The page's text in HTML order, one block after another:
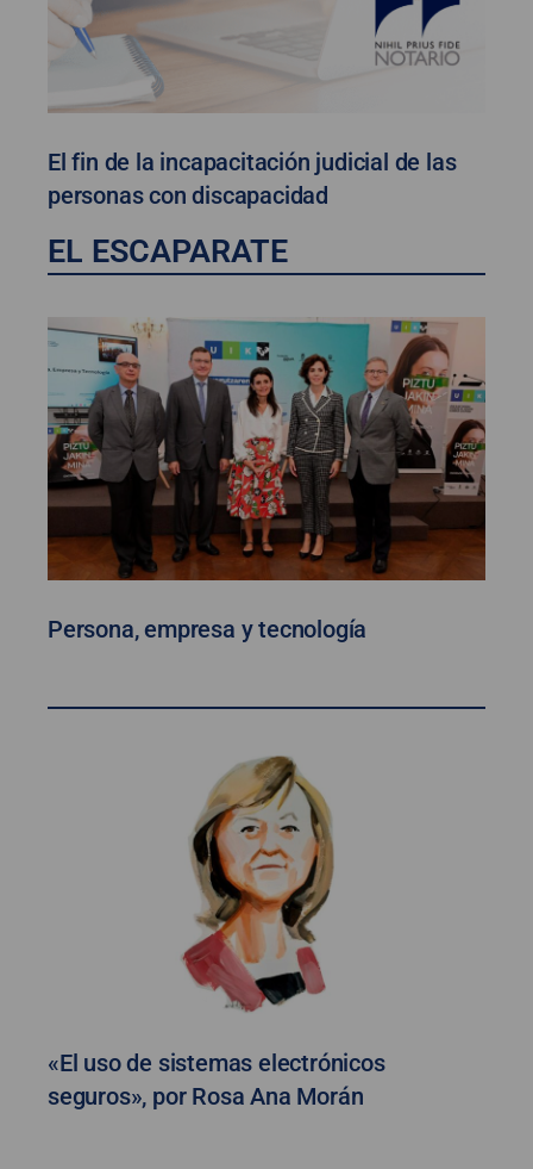
El fin de la incapacitación judicial de las
personas con discapacidad
EL ESCAPARATE
Persona, empresa y tecnología
«El uso de sistemas electrónicos
seguros», por Rosa Ana Morán